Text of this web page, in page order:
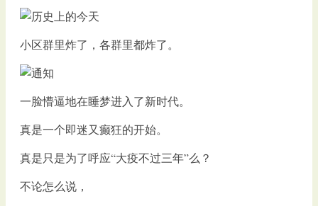
小区群里炸了，各群里都炸了。
一脸懵逼地在睡梦进入了新时代。
真是一个即迷又癫狂的开始。
真是只是为了呼应“大疫不过三年”么？
不论怎么说，